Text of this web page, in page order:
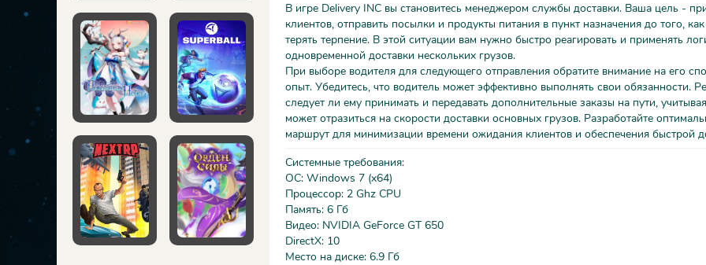
В игре Delivery INC вы становитесь менеджером службы доставки. Ваша цель -
клиентов, отправить посылки и продукты питания в пункт назначения до того,
терять терпение. В этой ситуации вам нужно быстро реагировать и применять
одновременной доставки нескольких грузов.
При выборе водителя для следующего отправления обратите внимание на его
опыт. Убедитесь, что водитель может эффективно выполнять свои обязанности.
следует ли ему принимать и передавать дополнительные заказы на пути,
может отразиться на скорости доставки основных грузов. Разработайте
маршрут для минимизации времени ожидания клиентов и обеспечения быстрой
Системные требования:
ОС: Windows 7 (x64)
Процессор: 2 Ghz CPU
Память: 6 Гб
Видео: NVIDIA GeForce GT 650
DirectX: 10
Место на диске: 6.9 Гб